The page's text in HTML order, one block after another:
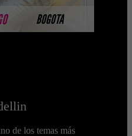
BOGOTA
de los temas más